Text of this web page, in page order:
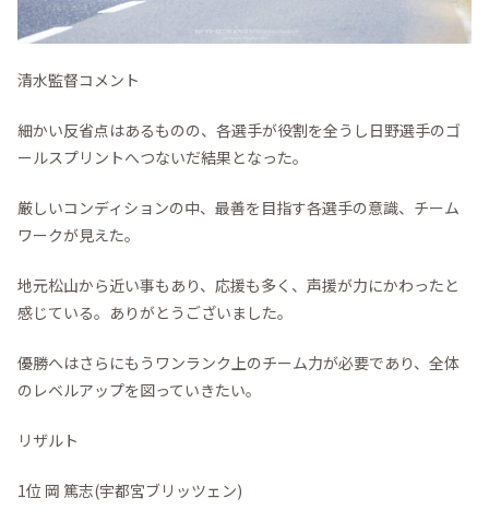
清水監督コメント
細かい反省点はあるものの、各選手が役割を全うし日野選手のゴ
ールスプリントへつないだ結果となった。
厳しいコンディションの中、最善を目指す各選手の意識、チーム
ワークが見えた。
地元松山から近い事もあり、応援も多く、声援が力にかわったと
感じている。ありがとうございました。
優勝へはさらにもうワンランク上のチーム力が必要であり、全体
のレベルアップを図っていきたい。
リザルト
1位 岡 篤志(宇都宮ブリッツェン)